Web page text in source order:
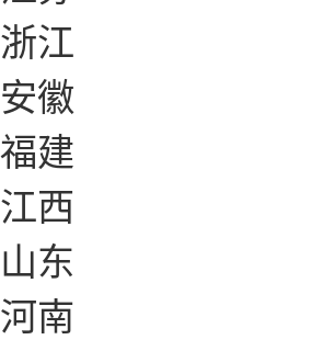
浙江
安徽
福建
江西
山东
河南